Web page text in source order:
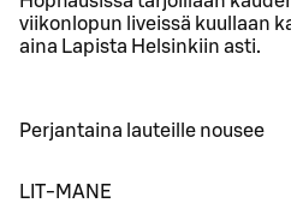
viikonlopun liveissä kuullaan
aina Lapista Helsinkiin asti.
Perjantaina lauteille nousee
LIT-MANE